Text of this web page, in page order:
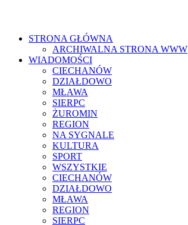
STRONA GŁÓWNA
ARCHIWALNA STRONA WWW
WIADOMOŚCI
CIECHANÓW
DZIAŁDOWO
MŁAWA
SIERPC
ŻUROMIN
REGION
NA SYGNALE
KULTURA
SPORT
WSZYSTKIE
CIECHANÓW
DZIAŁDOWO
MŁAWA
REGION
SIERPC